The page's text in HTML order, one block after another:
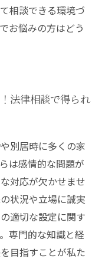
相談できる環境づ
お悩みの方はどう
法律相談で得られ
別居時に多くの家
は感情的な問題が
対応が欠かせませ
状況や立場に誠実
適切な設定に関す
専門的な知識と経
目指すことが私た